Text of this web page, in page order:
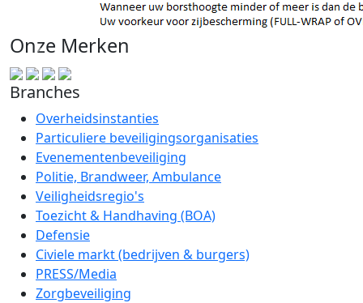
Onze Merken
Branches
Overheidsinstanties
Particuliere beveiligingsorganisaties
Evenementenbeveiliging
Politie, Brandweer, Ambulance
Veiligheidsregio's
Toezicht & Handhaving (BOA)
Defensie
Civiele markt (bedrijven & burgers)
PRESS/Media
Zorgbeveiliging